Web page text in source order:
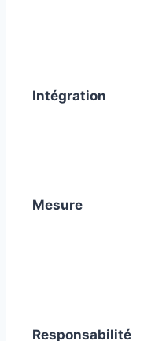
Intégration
Mesure
Responsabilité